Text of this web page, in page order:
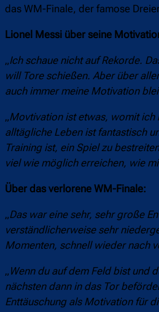
das WM-Finale, der famose
Lionel Messi über seine
„Ich schaue nicht auf Rekorde.
will Tore schießen. Aber über
auch immer meine Motivation
„Movtivation ist etwas, womit ich
alltägliche Leben ist fantastisch
Training ist, ein Spiel zu
viel wie möglich erreichen, wie
Über das verlorene WM-Finale:
„Das war eine sehr, sehr große
verständlicherweise sehr
Momenten, schnell wieder nach
„ Wenn du auf dem Feld bist und
nächsten dann in das Tor
Enttäuschung als Motivation für